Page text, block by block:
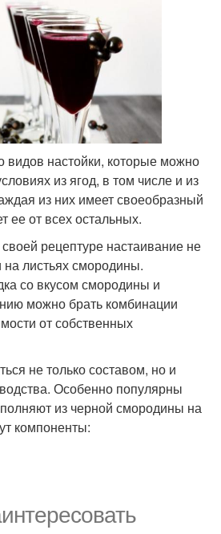
Быстрая наливка
Наливка из смородины
Черносмородиновая
наливка
Классическая наливка
видов настойки, которые можно
из ягод, в том числе и из
из них имеет своеобразный
ее от всех остальных.
рецептуре настаивание не
на листьях смородины.
со вкусом смородины и
можно брать комбинации
от собственных
не только составом, но и
Особенно популярны
из черной смородины на
компоненты: